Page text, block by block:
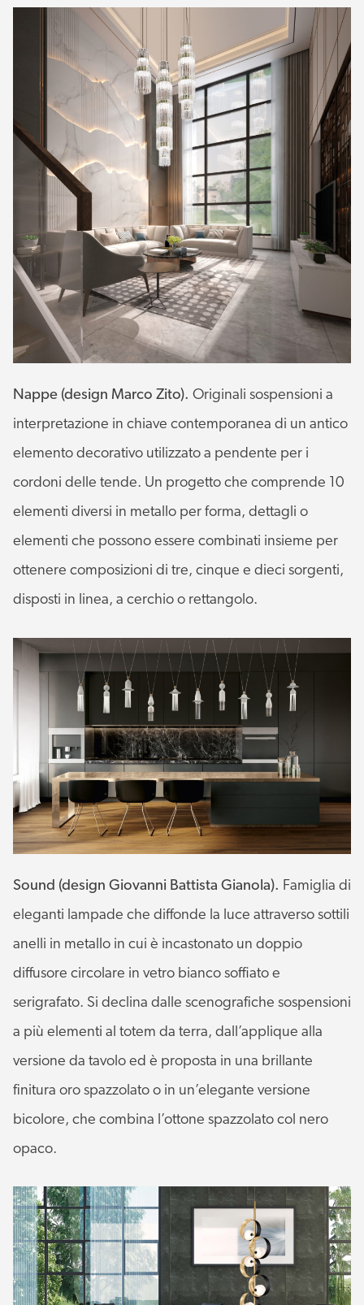
Nappe (design Marco Zito). Originali sospensioni a
interpretazione in chiave contemporanea di un antico
elemento decorativo utilizzato a pendente per i
cordoni delle tende. Un progetto che comprende 10
elementi diversi in metallo per forma, dettagli o
elementi che possono essere combinati insieme per
ottenere composizioni di tre, cinque e dieci sorgenti,
disposti in linea, a cerchio o rettangolo.
Sound (design Giovanni Battista Gianola). Famiglia di
eleganti lampade che diffonde la luce attraverso sottili
anelli in metallo in cui è incastonato un doppio
diffusore circolare in vetro bianco soffiato e
serigrafato. Si declina dalle scenografiche sospensioni
a più elementi al totem da terra, dall’applique alla
versione da tavolo ed è proposta in una brillante
finitura oro spazzolato o in un’elegante versione
bicolore, che combina l’ottone spazzolato col nero
opaco.